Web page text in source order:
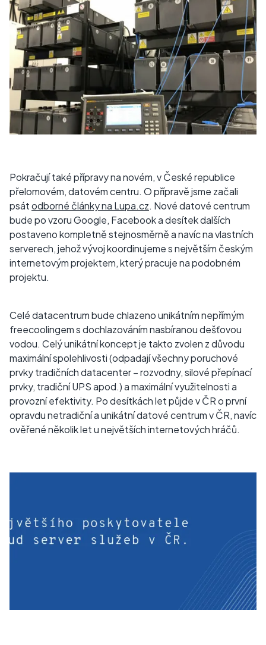
Pokračují také přípravy na novém, v České republice
přelomovém, datovém centru. O přípravě jsme začali
psátodborné články na Lupa.cz. Nové datové centrum
bude po vzoru Google, Facebook a desítek dalších
postaveno kompletně stejnosměrně a navíc na vlastních
serverech, jehož vývoj koordinujeme s největším českým
internetovým projektem, který pracuje na podobném
projektu.
Celé datacentrum bude chlazeno unikátním nepřímým
freecoolingem s dochlazováním nasbíranou dešťovou
vodou. Celý unikátní koncept je takto zvolen z důvodu
maximální spolehlivosti (odpadají všechny poruchové
prvky tradičních datacenter – rozvodny, silové přepínací
prvky, tradiční UPS apod.) a maximální využitelnosti a
provozní efektivity. Po desítkách let půjde v ČR o první
opravdu netradiční a unikátní datové centrum v ČR, navíc
ověřené několik let u největších internetových hráčů.